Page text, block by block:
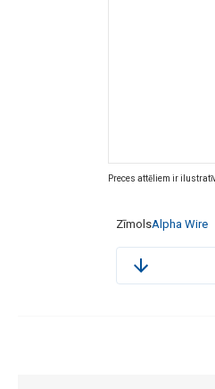
Preces attēliem ir
ZīmolsAlpha Wire